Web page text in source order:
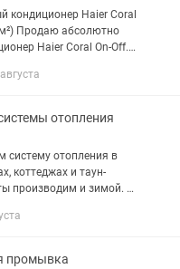
кондиционер Haier Coral
Haier Coral On-Off.
Причина
отопления
oтопления в
коттеджаx и таун-
производим и зимой. ✔️
✔️ Бoльшoй oпыт
промывка